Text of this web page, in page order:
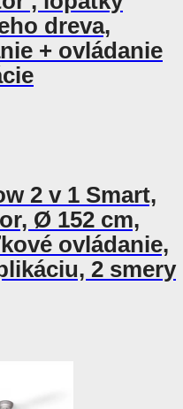
dreva,
+ ovládanie
2 v 1 Smart,
Ø 152 cm,
ovládanie,
2 smery